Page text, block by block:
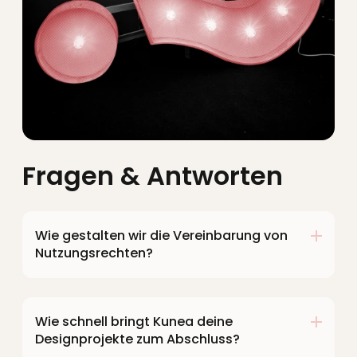
Fragen & Antworten
Wie gestalten wir die Vereinbarung von
Nutzungsrechten?
Bedingungen für die Verwendung der von uns
erstellten Designs festlegt. In der Regel
Wie schnell bringt Kunea deine
Designprojekte zum Abschluss?